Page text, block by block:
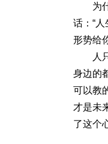
为
话：“
形势给
人
身边的
可以教
才是未
了这个